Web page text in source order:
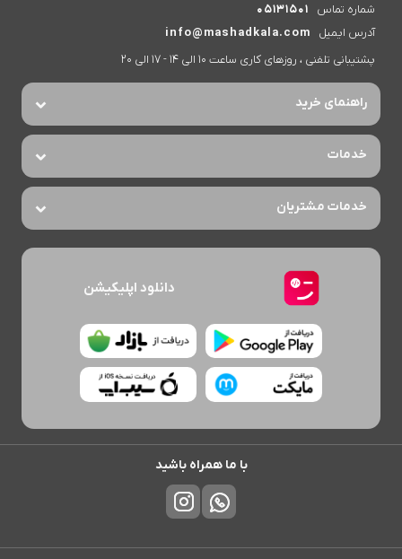
شماره تماس
05131501
آدرس ایمیل
info@mashadkala.com
پشتیبانی تلفنی ، روزهای کاری ساعت 10 الی 14 - 17 الی 20
راهنمای خرید
خدمات
خدمات مشتریان
دانلود اپلیکیشن
با ما همراه باشید